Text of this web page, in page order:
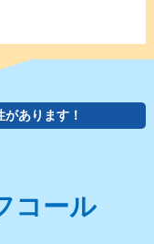
あります！
コール